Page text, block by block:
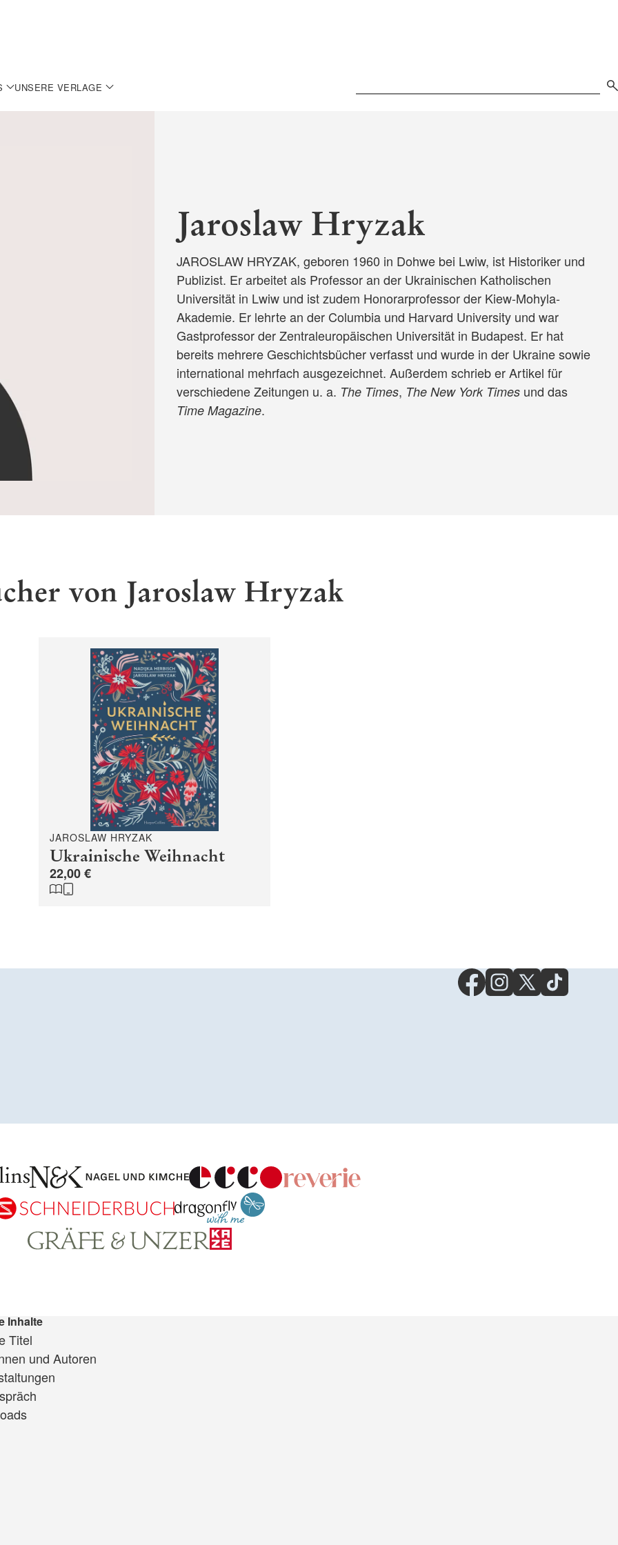
UNSERE VERLAGE
Jaroslaw Hryzak
JAROSLAW HRYZAK, geboren 1960 in Dohwe bei Lwiw, ist Historiker und
Publizist. Er arbeitet als Professor an der Ukrainischen Katholischen
Universität in Lwiw und ist zudem Honorarprofessor der Kiew-Mohyla-
Akademie. Er lehrte an der Columbia und Harvard University und war
Gastprofessor der Zentraleuropäischen Universität in Budapest. Er hat
bereits mehrere Geschichtsbücher verfasst und wurde in der Ukraine sowie
international mehrfach ausgezeichnet. Außerdem schrieb er Artikel für
verschiedene Zeitungen u. a. The Times, The New York Times und das
Time Magazine.
von Jaroslaw Hryzak
JAROSLAW HRYZAK
Ukrainische Weihnacht
22,00 €
Inhalte
Titel
und Autoren